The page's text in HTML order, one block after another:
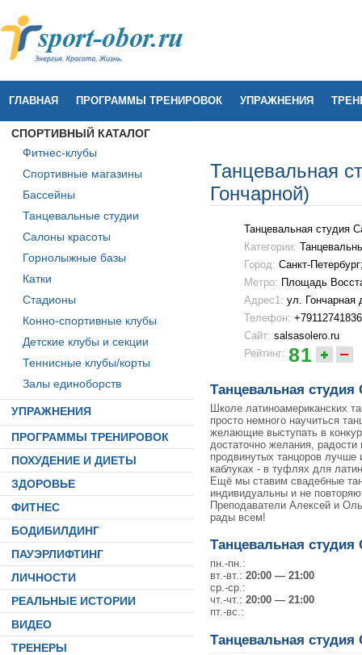
ГЛАВНАЯ ПРОГРАММЫ ТРЕНИРОВОК УПРАЖНЕНИЯ
СПОРТИВНЫЙ КАТАЛОГ
Фитнес-клубы
Спортивные магазины
Бассейны
Танцевальные студии
Салоны красоты
Горнолыжные базы
Катки
Стадионы
Конно-спортивные клубы
Детские клубы и секции
Теннисные клубы/корты
Залы единоборств
УПРАЖНЕНИЯ
ПРОГРАММЫ ТРЕНИРОВОК
ПОХУДЕНИЕ И ДИЕТЫ
ЗДОРОВЬЕ
ФИТНЕС
БОДИБИЛДИНГ
ПАУЭРЛИФТИНГ
ЛИЧНОСТИ
РЕАЛЬНЫЕ ИСТОРИИ
ВИДЕО
ТРЕНЕРЫ
Танцевальная
Гончарной)
Танцевальная студия
Категории:
Город: Санкт-
Метро: Площадь
Адрес1: ул. Гончарная
Телефон: +79112741836
Сайт: salsasolero.ru
Рейтинг: 81
Танцевальная студия
Школе латиноамериканских
просто немного научиться
желающие выступать в
достаточно желания,
продвинутых танцоров
каблуках - в туфлях для
Ещё мы ставим свадебные
индивидуальны и не
Преподаватели Алексей и
рады всем!
Танцевальная
пн.-пн.:
вт.-вт.: 20:00 — 21:00
ср.-ср.:
чт.-чт.: 20:00 — 21:00
пт.-вс.:
Танцевальная